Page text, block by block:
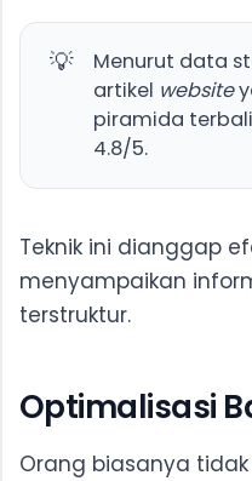
💡
Menurut data
artikel website
piramida
4.8/5.
Teknik ini dianggap
menyampaikan
terstruktur.
Optimalisasi
Orang biasanya